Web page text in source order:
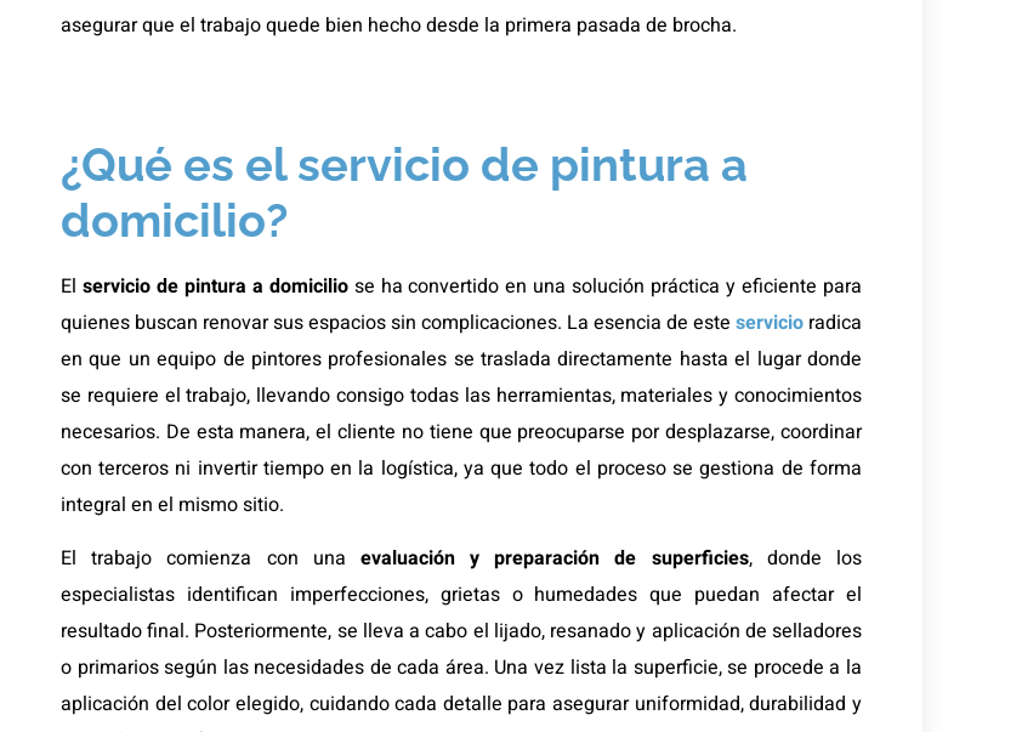
asegurar que el trabajo quede bien hecho desde la primera pasada de brocha.
¿Qué es el servicio de pintura a
domicilio?
El servicio de pintura a domiciliose ha convertido en una solución práctica y eficiente para
quienes buscan renovar sus espacios sin complicaciones. La esencia de este servicio radica
en que un equipo de pintores profesionales se traslada directamente hasta el lugar donde
se requiere el trabajo, llevando consigo todas las herramientas, materiales y conocimientos
necesarios. De esta manera, el cliente no tiene que preocuparse por desplazarse, coordinar
con terceros ni invertir tiempo en la logística, ya que todo el proceso se gestiona de forma
integral en el mismo sitio.
El trabajo comienza con una evaluación y preparación de superficies, donde los
especialistas identifican imperfecciones, grietas o humedades que puedan afectar el
resultado final. Posteriormente, se lleva a cabo el lijado, resanado y aplicación de selladores
o primarios según las necesidades de cada área. Una vez lista la superficie, se procede a la
aplicación del color elegido, cuidando cada detalle para asegurar uniformidad, durabilidad y